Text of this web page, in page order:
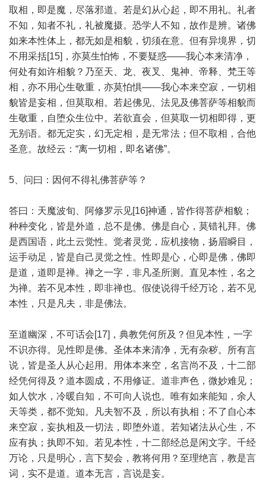
取相，即是魔，尽落邪道。若是幻从心起，即不用礼。礼者
不知，知者不礼，礼被魔摄。恐学人不知，故作是辨。诸佛
如来本性体上，都无如是相貌，切须在意。但有异境界，切
不用采括[15]，亦莫生怕怖，不要疑惑——我心本来清净，
何处有如许相貌？乃至天、龙、夜叉、鬼神、帝释、梵王等
相，亦不用心生敬重，亦莫怕惧——我心本来空寂，一切相
貌皆是妄相，但莫取相。若起佛见、法见及佛菩萨等相貌而
生敬重，自堕众生位中。若欲直会，但莫取一切相即得，更
无别语。都无定实，幻无定相，是无常法；但不取相，合他
圣意。故经云：“离一切相，即名诸佛”。
5、问曰：因何不得礼佛菩萨等？
答曰：天魔波旬、阿修罗示见[16]神通，皆作得菩萨相貌；
种种变化，皆是外道，总不是佛。佛是自心，莫错礼拜。佛
是西国语，此土云觉性。觉者灵觉，应机接物，扬眉瞬目，
运手动足，皆是自己灵觉之性。性即是心，心即是佛，佛即
是道，道即是禅。禅之一字，非凡圣所测。直见本性，名之
为禅。若不见本性，即非禅也。假使说得千经万论，若不见
本性，只是凡夫，非是佛法。
至道幽深，不可话会[17]，典教凭何所及？但见本性，一字
不识亦得。见性即是佛。圣体本来清净，无有杂秽。所有言
说，皆是圣人从心起用。用体本来空，名言尚不及，十二部
经凭何得及？道本圆成，不用修证。道非声色，微妙难见；
如人饮水，冷暖自知，不可向人说也。唯有如来能知，余人
天等类，都不觉知。凡夫智不及，所以有执相；不了自心本
来空寂，妄执相及一切法，即堕外道。若知诸法从心生，不
应有执；执即不知。若见本性，十二部经总是闲文字。千经
万论，只是明心，言下契会，教将何用？至理绝言，教是言
词，实不是道。道本无言，言说是妄。